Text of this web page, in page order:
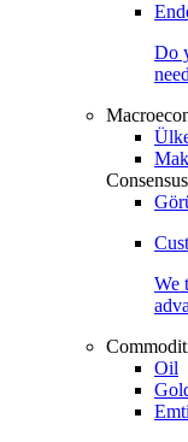
Do
Consensus
We
Oil